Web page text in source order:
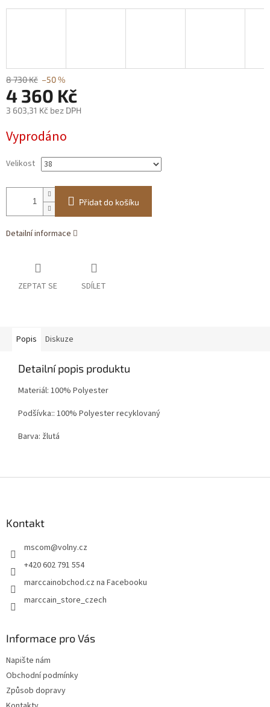
8 730 Kč –50 %
4 360 Kč
3 603,31 Kč bez DPH
cena:
Vyprodáno
Velikost
Přidat do košíku
Detailní informace
ZEPTAT SE SDÍLET
Popis Diskuze
Detailní popis produktu
Materiál: 100% Polyester
Podšívka:: 100% Polyester recyklovaný
Barva: žlutá
Kontakt
mscom@volny.cz
+420 602 791 554
marccainobchod.cz na Facebooku
marccain_store_czech
Informace pro Vás
Napište nám
Obchodní podmínky
Způsob dopravy